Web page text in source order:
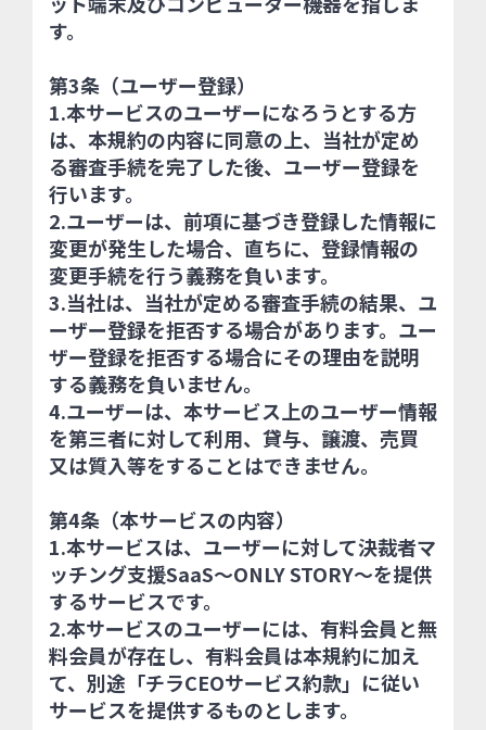
す。
第3条（ユーザー登録）
1.本サービスのユーザーになろうとする方
は、本規約の内容に同意の上、当社が定め
る審査手続を完了した後、ユーザー登録を
行います。
2.ユーザーは、前項に基づき登録した情報に
変更が発生した場合、直ちに、登録情報の
変更手続を行う義務を負います。
3.当社は、当社が定める審査手続の結果、ユ
ーザー登録を拒否する場合があります。ユー
ザー登録を拒否する場合にその理由を説明
する義務を負いません。
4.ユーザーは、本サービス上のユーザー情報
を第三者に対して利用、貸与、譲渡、売買
又は質入等をすることはできません。
第4条（本サービスの内容）
1.本サービスは、ユーザーに対して決裁者マ
ッチング支援SaaS～ONLY STORY～を提供
するサービスです。
2.本サービスのユーザーには、有料会員と無
料会員が存在し、有料会員は本規約に加え
て、別途「チラCEOサービス約款」に従い
サービスを提供するものとします。